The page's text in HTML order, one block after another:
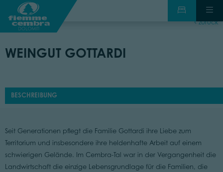
zurück
WEINGUT GOTTARDI
BESCHREIBUNG
Seit Generationen pflegt die Familie Gottardi ihre Liebe zum
Territorium und insbesondere ihre heldenhafte Arbeit auf einem
schwierigen Gelände. Im Cembra-Tal war in der Vergangenheit die
Landwirtschaft die einzige Lebensgrundlage für die Familien, die